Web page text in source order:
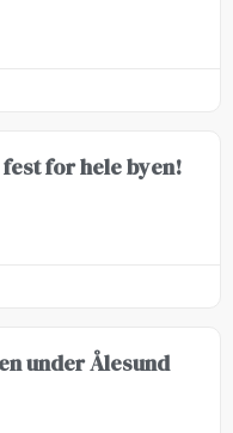
for hele byen!
under Ålesund